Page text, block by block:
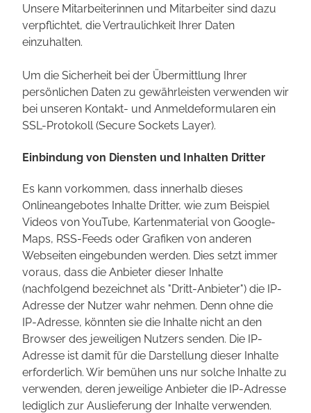
Unsere Mitarbeiterinnen und Mitarbeiter sind dazu
verpflichtet, die Vertraulichkeit Ihrer Daten
einzuhalten.
Um die Sicherheit bei der Übermittlung Ihrer
persönlichen Daten zu gewährleisten verwenden wir
bei unseren Kontakt- und Anmeldeformularen ein
SSL-Protokoll (Secure Sockets Layer).
Einbindung von Diensten und Inhalten Dritter
Es kann vorkommen, dass innerhalb dieses
Onlineangebotes Inhalte Dritter, wie zum Beispiel
Videos von YouTube, Kartenmaterial von Google-
Maps, RSS-Feeds oder Grafiken von anderen
Webseiten eingebunden werden. Dies setzt immer
voraus, dass die Anbieter dieser Inhalte
(nachfolgend bezeichnet als "Dritt-Anbieter") die IP-
Adresse der Nutzer wahr nehmen. Denn ohne die
IP-Adresse, könnten sie die Inhalte nicht an den
Browser des jeweiligen Nutzers senden. Die IP-
Adresse ist damit für die Darstellung dieser Inhalte
erforderlich. Wir bemühen uns nur solche Inhalte zu
verwenden, deren jeweilige Anbieter die IP-Adresse
lediglich zur Auslieferung der Inhalte verwenden.